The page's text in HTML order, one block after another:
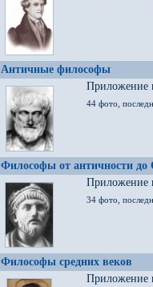
Античные философы
Приложение
44 фото,
Философы от античности до
Приложение
34 фото,
Философы средних веков
Приложение